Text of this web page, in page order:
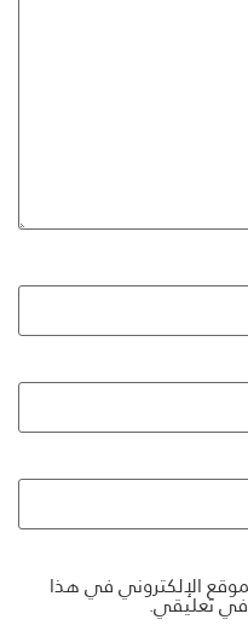
الإلكتروني في هذا
في تعليقي.